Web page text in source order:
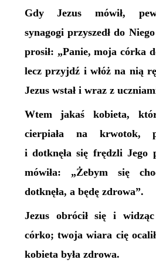
Gdy Jezus mówił,
synagogi przyszedł do
prosił: „Panie, moja córka
lecz przyjdź i włóż na nią
Jezus wstał i wraz z
Wtem jakaś kobieta,
cierpiała na krwotok,
i dotknęła się frędzli Jego
mówiła: „Żebym się
dotknęła, a będę zdrowa”.
Jezus obrócił się i
córko; twoja wiara cię
kobieta była zdrowa.